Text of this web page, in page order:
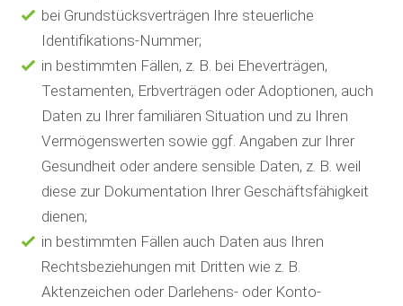
bei Grundstücksverträgen Ihre steuerliche
Identifikations-Nummer;
in bestimmten Fällen, z. B. bei Eheverträgen,
Testamenten, Erbverträgen oder Adoptionen, auch
Daten zu Ihrer familiären Situation und zu Ihren
Vermögenswerten sowie ggf. Angaben zur Ihrer
Gesundheit oder andere sensible Daten, z. B. weil
diese zur Dokumentation Ihrer Geschäftsfähigkeit
dienen;
in bestimmten Fällen auch Daten aus Ihren
Rechtsbeziehungen mit Dritten wie z. B.
Aktenzeichen oder Darlehens- oder Konto-